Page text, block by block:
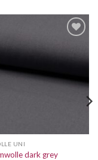
Wunschliste
UNI
dark grey